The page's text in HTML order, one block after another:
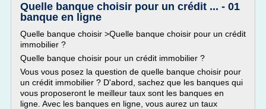
Quelle banque choisir pour un crédit ... - 01
banque en ligne
Quelle banque choisir >Quelle banque choisir pour un crédit
immobilier ?
Quelle banque choisir pour un crédit immobilier ?
Vous vous posez la question de quelle banque choisir pour
un crédit immobilier ? D'abord, sachez que les banques qui
vous proposeront le meilleur taux sont les banques en
ligne. Avec les banques en ligne, vous aurez un taux